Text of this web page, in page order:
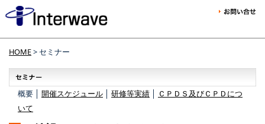
HOME> セミナー
概要 │ 開催スケジュール 研修等実績
ＣＰＤＳ及びＣＰＤにつ
いて